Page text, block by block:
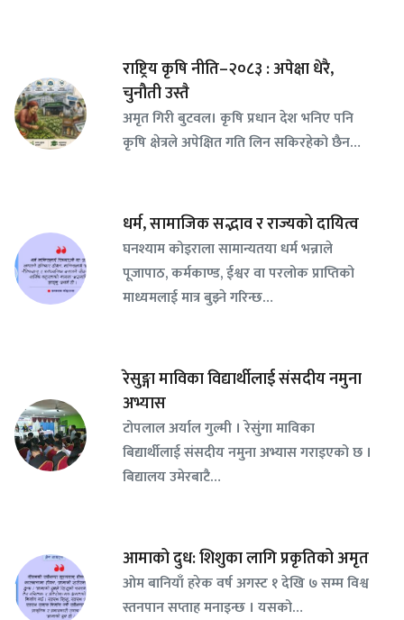
राष्ट्रिय कृषि नीति–२०८३ : अपेक्षा धेरै,
चुनौती उस्तै
अमृत गिरी बुटवल। कृषि प्रधान देश भनिए पनि
कृषि क्षेत्रले अपेक्षित गति लिन सकिरहेको छैन…
धर्म, सामाजिक सद्भाव र राज्यको दायित्व
घनश्याम कोइराला सामान्यतया धर्म भन्नाले
पूजापाठ, कर्मकाण्ड, ईश्वर वा परलोक प्राप्तिको
माध्यमलाई मात्र बुझ्ने गरिन्छ…
रेसुङ्गा माविका विद्यार्थीलाई संसदीय नमुना
अभ्यास
टोपलाल अर्याल गुल्मी । रेसुंगा माविका
बिद्यार्थीलाई संसदीय नमुना अभ्यास गराइएको छ ।
बिद्यालय उमेरबाटै…
आमाको दुध: शिशुका लागि प्रकृतिको अमृत
ओम बानियाँ हरेक वर्ष अगस्ट १ देखि ७ सम्म विश्व
स्तनपान सप्ताह मनाइन्छ । यसको…